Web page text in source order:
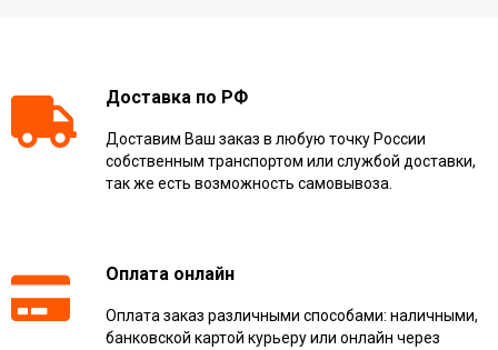
Доставка по РФ
Доставим Ваш заказ в любую точку России
собственным транспортом или службой доставки,
так же есть возможность самовывоза.
Оплата онлайн
Оплата заказ различными способами: наличными,
банковской картой курьеру или онлайн через